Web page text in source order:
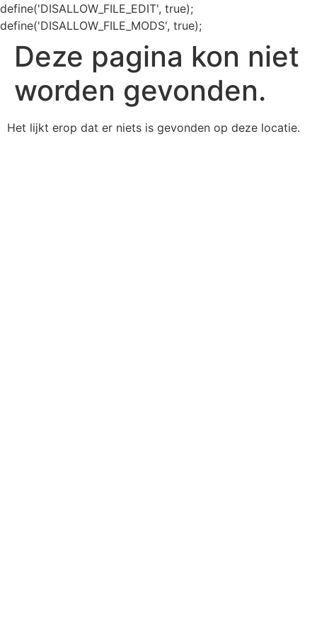
define('DISALLOW_FILE_EDIT', true);
define('DISALLOW_FILE_MODS', true);
Deze pagina kon niet
worden gevonden.
Het lijkt erop dat er niets is gevonden op deze locatie.